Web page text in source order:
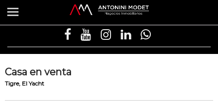
Casa en venta
Tigre El Yacht